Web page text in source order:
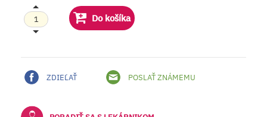
Do košíka
ZDIEĽAŤ POSLAŤ ZNÁMEMU